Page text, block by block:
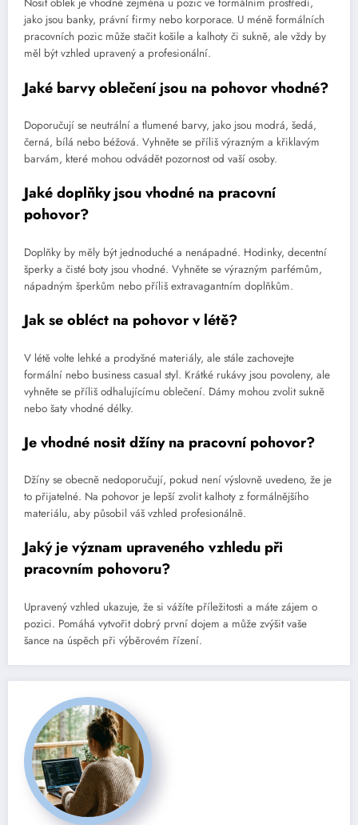
Nosit oblek je vhodné zejména u pozic ve formálním prostředí,
jako jsou banky, právní firmy nebo korporace. U méně formálních
pracovních pozic může stačit košile a kalhoty či sukně, ale vždy by
měl být vzhled upravený a profesionální.
Jaké barvy oblečení jsou na pohovor vhodné?
Doporučují se neutrální a tlumené barvy, jako jsou modrá, šedá,
černá, bílá nebo béžová. Vyhněte se příliš výrazným a křiklavým
barvám, které mohou odvádět pozornost od vaší osoby.
Jaké doplňky jsou vhodné na pracovní
pohovor?
Doplňky by měly být jednoduché a nenápadné. Hodinky, decentní
šperky a čisté boty jsou vhodné. Vyhněte se výrazným parfémům,
nápadným šperkům nebo příliš extravagantním doplňkům.
Jak se obléct na pohovor v létě?
V létě volte lehké a prodyšné materiály, ale stále zachovejte
formální nebo business casual styl. Krátké rukávy jsou povoleny, ale
vyhněte se příliš odhalujícímu oblečení. Dámy mohou zvolit sukně
nebo šaty vhodné délky.
Je vhodné nosit džíny na pracovní pohovor?
Džíny se obecně nedoporučují, pokud není výslovně uvedeno, že je
to přijatelné. Na pohovor je lepší zvolit kalhoty z formálnějšího
materiálu, aby působil váš vzhled profesionálně.
Jaký je význam upraveného vzhledu při
pracovním pohovoru?
Upravený vzhled ukazuje, že si vážíte příležitosti a máte zájem o
pozici. Pomáhá vytvořit dobrý první dojem a může zvýšit vaše
šance na úspěch při výběrovém řízení.